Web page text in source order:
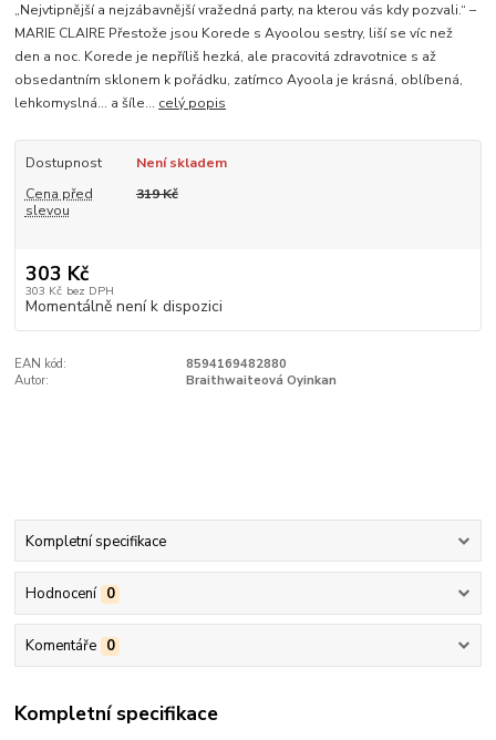
„Nejvtipnější a nejzábavnější vražedná party, na kterou vás kdy pozvali.“ –
MARIE CLAIRE Přestože jsou Korede s Ayoolou sestry, liší se víc než
den a noc. Korede je nepříliš hezká, ale pracovitá zdravotnice s až
obsedantním sklonem k pořádku, zatímco Ayoola je krásná, oblíbená,
lehkomyslná... a šíle... celý popis
Dostupnost
Není skladem
Cena před
slevou
319 Kč
303 Kč
303 Kč bez DPH
Momentálně není k dispozici
EAN kód:
8594169482880
Autor:
Braithwaiteová Oyinkan
Kompletní specifikace
Hodnocení 0
Komentáře 0
Kompletní specifikace